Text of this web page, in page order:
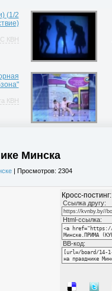
(1/2
КВН
КВН
Минска
| Просмотров: 2304
Кросс-постинг:
Cсылка другу:
Html-ссылка:
BB-код: